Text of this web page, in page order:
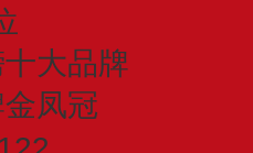
大品牌
凤冠